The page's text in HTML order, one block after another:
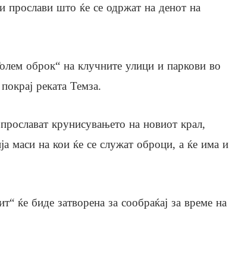
прослави што ќе се одржат на денот на
оброк“ на клучните улици и паркови во
реката Темза.
крунисувањето на новиот крал,
маси на кои ќе се служат оброци, а ќе има и
ќе биде затворена за сообраќај за време на